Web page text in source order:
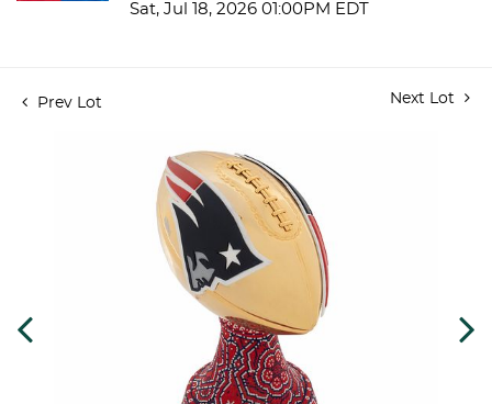
Sat, Jul 18, 2026 01:00PM EDT
Prev Lot Next Lot